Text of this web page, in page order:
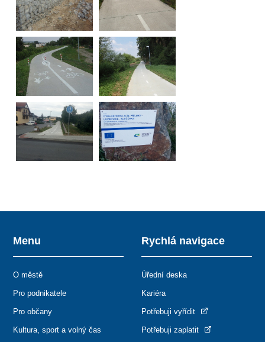
Menu
O městě
Pro podnikatele
Pro občany
Kultura, sport a volný čas
Rychlá navigace
Úřední deska
Kariéra
Potřebuji vyřídit
Potřebuji zaplatit